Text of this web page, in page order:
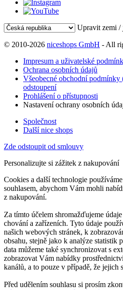
Upravit zemi /
© 2010-2026 niceshops GmbH - All
Impresum a uživatelské
Ochrana osobních údajů
Všeobecné obchodní
odstoupení
Prohlášení o přístupnosti
Nastavení ochrany osobních
Společnost
Další nice shops
Zde odstoupit od smlouvy
Personalizujte si zážitek z nakupování
Cookies a další technologie
souhlasem, abychom Vám mohli
z nakupování.
Za tímto účelem shromažďujeme
chování a zařízeních. Tyto údaje
našich webových stránek, k
obsahu, stejně jako k analýze statistik
data můžeme také synchronizovat s
zobrazovat Vám nabídky
kanálů, a to pouze v případě, že jejich
Před udělením souhlasu si prosím